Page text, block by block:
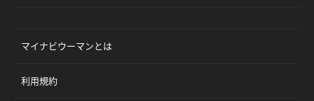
マイナビウーマンとは
利用規約